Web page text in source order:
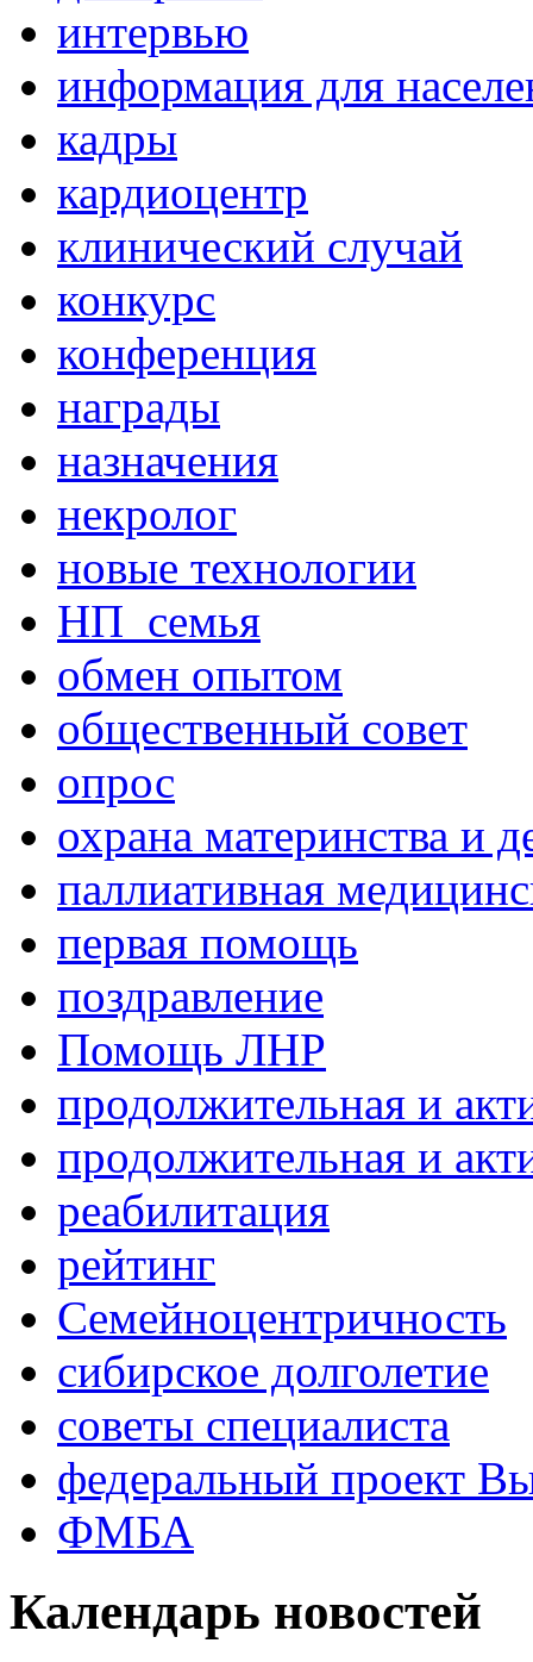
интервью
информация для
кадры
кардиоцентр
клинический случай
конкурс
конференция
награды
назначения
некролог
новые технологии
НП_семья
обмен опытом
общественный совет
опрос
охрана материнства и
паллиативная
первая помощь
поздравление
Помощь ЛНР
продолжительная и
продолжительная и
реабилитация
рейтинг
Семейноцентричность
сибирское долголетие
советы специалиста
федеральный проект
ФМБА
Календарь новостей